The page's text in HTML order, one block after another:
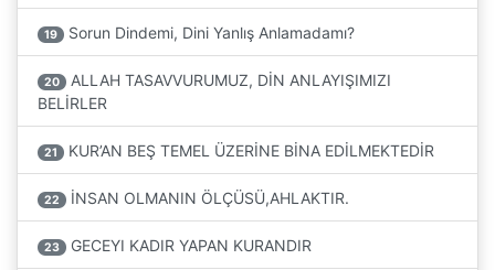
19 Sorun Dindemi, Dini Yanlış Anlamadamı?
20
ALLAH TASAVVURUMUZ, DİN ANLAYIŞIMIZI
BELİRLER
21 KUR’AN BEŞ TEMEL ÜZERİNE BİNA EDİLMEKTEDİR
22 İNSAN OLMANIN ÖLÇÜSÜ,AHLAKTIR.
23 GECEYI KADIR YAPAN KURANDIR